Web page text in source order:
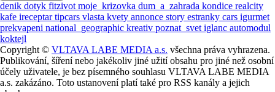
denik dotyk fitzivot moje_krizovka dum_a_zahrada kondice realcity
kafe ireceptartipcars vlasta kvety annonce story estranky cars igurmet
prekvapeni national_geographic kreativ poznat_svet iglanc automodul
koktejl
Copyright © VLTAVA LABE MEDIA a.s. všechna práva vyhrazena.
Publikování, šíření nebo jakékoliv jiné užití obsahu pro jiné než osobní
účely uživatele, je bez písemného souhlasu VLTAVA LABE MEDIA
a.s. zakázáno. Toto ustanovení platí také pro RSS kanály a jejich